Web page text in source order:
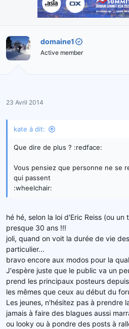
o
n
domaine1
Active member
23 Avril 2014
kate à dit:
Que dire de plus ? :redface:
Vous pensiez que personne ne se
qui passent
:wheelchair:
hé hé, selon la loi d'Eric Reiss (ou
presque 30 ans !!!
joli, quand on voit la durée de vie
particulier...
bravo encore aux modos pour la
J'espère juste que le public va un
prend les principaux posteurs
les mêmes que ceux au début du
Les jeunes, n'hésitez pas à prendre
jamais à faire des blagues aussi
ou looky ou à pondre des posts à